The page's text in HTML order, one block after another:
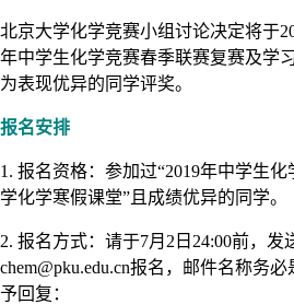
北京大学化学竞赛小组讨论决定将于
年中学生化学竞赛春季联赛复赛及学
为表现优异的同学评奖。
报名安排
1. 报名资格：参加过“2019年中学生
学化学寒假课堂”且成绩优异的同学。
2. 报名方式：请于7月2日24:00前，发
chem@pku.edu.cn报名，邮件名称务
予回复：